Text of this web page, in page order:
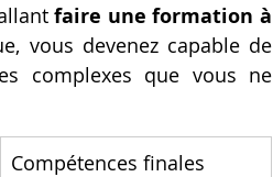
faire une formation à
vous devenez capable de
complexes que vous ne
Compétences finales